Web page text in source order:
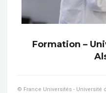
Formation –
© France Universités - Université